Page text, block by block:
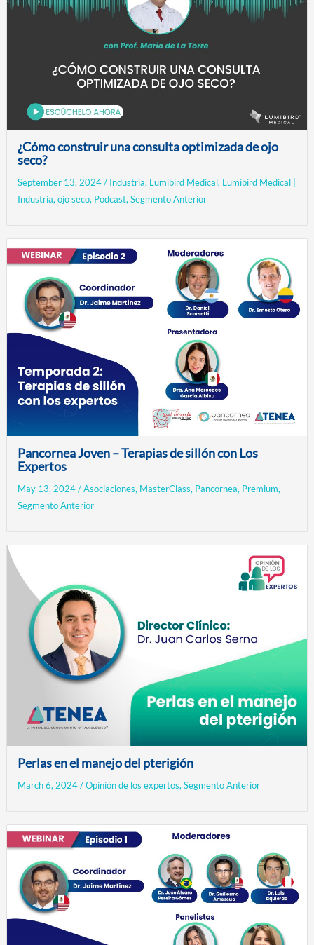
¿Cómo construir una consulta optimizada de ojo
seco?
September 13, 2024/ Industria, Lumibird Medical, Lumibird Medical |
Industria,ojo seco, Podcast,Segmento Anterior
Pancornea Joven – Terapias de sillón con Los
Expertos
May 13, 2024/Asociaciones, MasterClass, Pancornea, Premium,
Segmento Anterior
Perlas en el manejo del pterigión
March 6, 2024/Opinión de los expertos, Segmento Anterior